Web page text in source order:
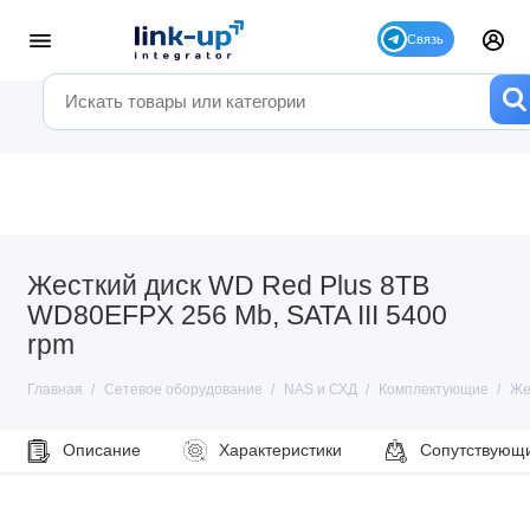
Жесткий диск WD Red Plus 8TB
WD80EFPX 256 Mb, SATA III 5400
rpm
Главная Сетевое оборудование NAS и СХД Комплектующие
Описание Характеристики